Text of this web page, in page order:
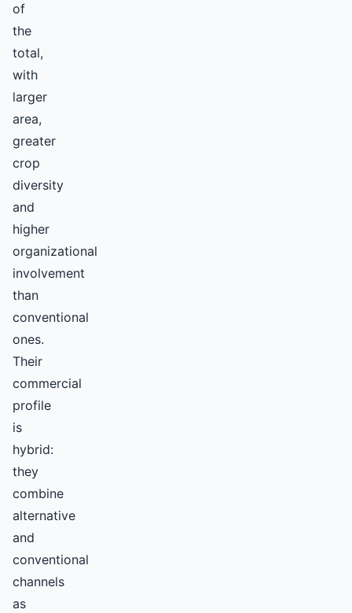
of
the
total,
with
larger
area,
greater
crop
diversity
and
higher
organizational
involvement
than
conventional
ones.
Their
commercial
profile
is
hybrid:
they
combine
alternative
and
conventional
channels
as